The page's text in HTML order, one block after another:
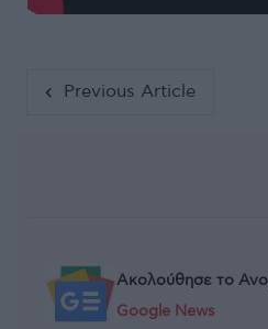
Previous Article
Ακολούθησε το
Google News